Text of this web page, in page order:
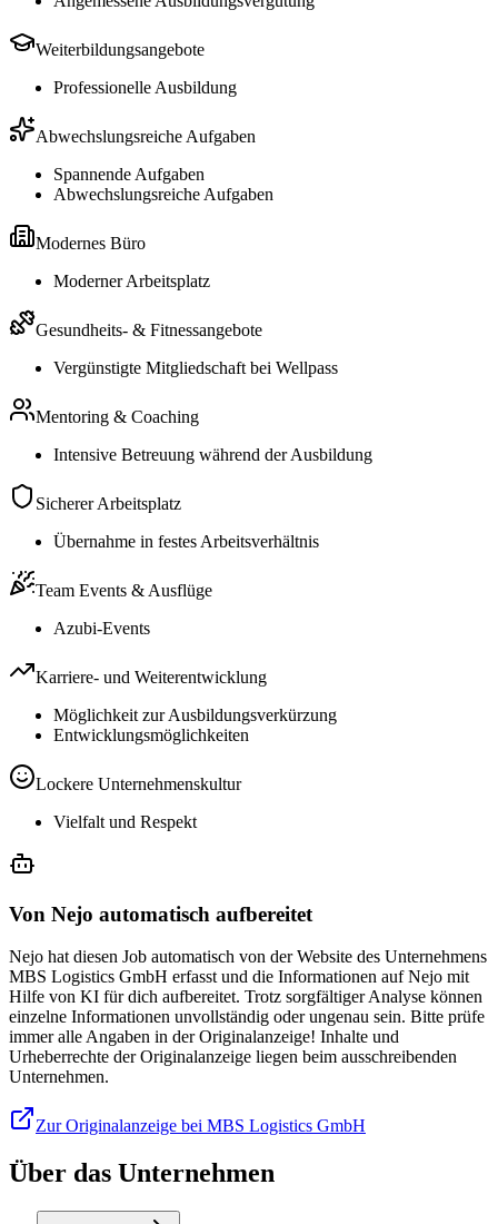
Weiterbildungsangebote
Professionelle Ausbildung
Abwechslungsreiche Aufgaben
Spannende Aufgaben
Abwechslungsreiche Aufgaben
Modernes Büro
Moderner Arbeitsplatz
Gesundheits- & Fitnessangebote
Vergünstigte Mitgliedschaft bei Wellpass
Mentoring & Coaching
Intensive Betreuung während der Ausbildung
Sicherer Arbeitsplatz
Übernahme in festes Arbeitsverhältnis
Team Events & Ausflüge
Azubi-Events
Karriere- und Weiterentwicklung
Möglichkeit zur Ausbildungsverkürzung
Entwicklungsmöglichkeiten
Lockere Unternehmenskultur
Vielfalt und Respekt
Von Nejo automatisch aufbereitet
Nejo hat diesen Job automatisch von der Website des Unternehmens
MBS Logistics GmbH erfasst und die Informationen auf Nejo mit
Hilfe von KI für dich aufbereitet. Trotz sorgfältiger Analyse können
einzelne Informationen unvollständig oder ungenau sein. Bitte prüfe
immer alle Angaben in der Originalanzeige! Inhalte und
Urheberrechte der Originalanzeige liegen beim ausschreibenden
Unternehmen.
Zur Originalanzeige bei MBS Logistics GmbH
Über das Unternehmen